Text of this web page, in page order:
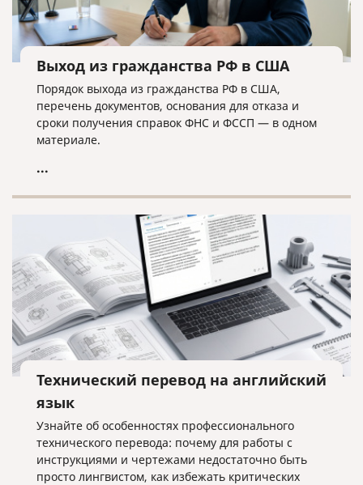
Выход из гражданства РФ в США
Порядок выхода из гражданства РФ в США,
перечень документов, основания для отказа и
сроки получения справок ФНС и ФССП — в одном
материале.
...
Технический перевод на английский
язык
Узнайте об особенностях профессионального
технического перевода: почему для работы с
инструкциями и чертежами недостаточно быть
просто лингвистом, как избежать критических